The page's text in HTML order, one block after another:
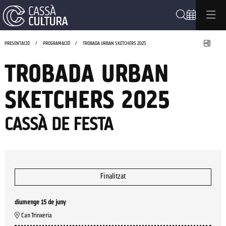
PRESENTACIÓ PROGRAMACIÓ TROBADA URBAN SKETCHERS 2025
TROBADA URBAN
SKETCHERS 2025
CASSÀ DE FESTA
Finalitzat
diumenge 15 de juny
Can Trinxeria